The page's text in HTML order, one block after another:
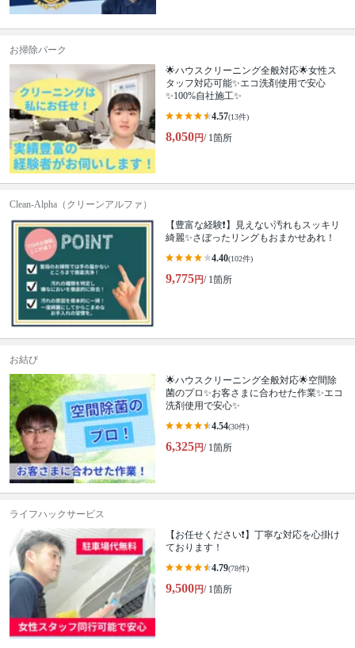
お掃除パーク
🌟ハウスクリーニング全般対応🌟女性ス
タッフ対応可能✨エコ洗剤使用で安心
✨100%自社施工✨
4.57(13件)
8,050円/ 1箇所
Clean-Alpha（クリーンアルファ）
【豊富な経験❗️】見えない汚れもスッキリ
綺麗✨さぼったリングもおまかせあれ！
4.40(102件)
9,775円/ 1箇所
お結び
🌟ハウスクリーニング全般対応🌟空間除
菌のプロ✨お客さまに合わせた作業✨エコ
洗剤使用で安心✨
4.54(30件)
6,325円/ 1箇所
ライフハックサービス
【お任せください❗️】丁寧な対応を心掛け
ております！
4.79(78件)
9,500円/ 1箇所